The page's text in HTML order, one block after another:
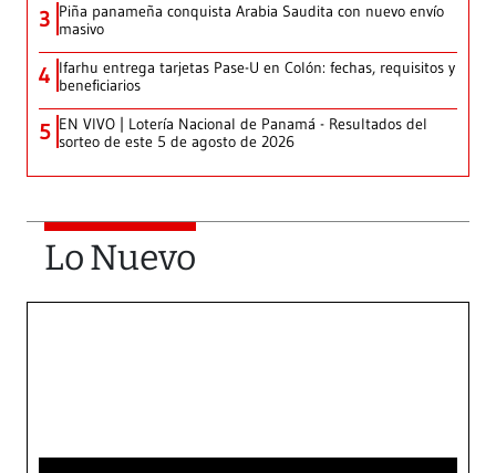
3 Piña panameña conquista Arabia Saudita con nuevo envío
masivo
4 Ifarhu entrega tarjetas Pase-U en Colón: fechas, requisitos y
beneficiarios
5 EN VIVO | Lotería Nacional de Panamá - Resultados del
sorteo de este 5 de agosto de 2026
Lo Nuevo